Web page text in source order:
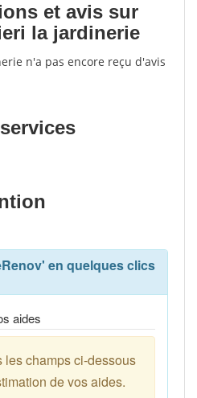
et avis sur
la jardinerie
n'a pas encore reçu d'avis